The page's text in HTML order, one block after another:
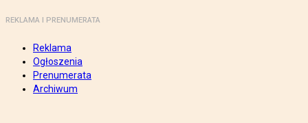
REKLAMA I PRENUMERATA
Reklama
Ogłoszenia
Prenumerata
Archiwum